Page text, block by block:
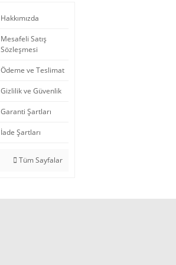
Hakkımızda
Mesafeli Satış
Sözleşmesi
Ödeme ve Teslimat
Gizlilik ve Güvenlik
Garanti Şartları
İade Şartları
Tüm Sayfalar